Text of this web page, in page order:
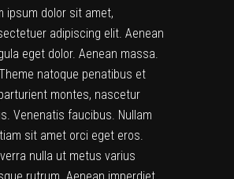
ipsum dolor sit amet,
adipiscing elit. Aenean
eget dolor. Aenean massa.
natoque penatibus et
montes, nascetur
Venenatis faucibus. Nullam
sit amet orci eget eros.
nulla ut metus varius